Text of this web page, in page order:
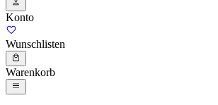
Konto
Wunschlisten
Warenkorb